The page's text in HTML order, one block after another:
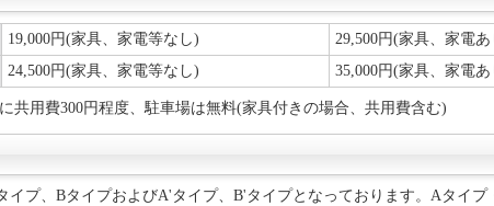
19,000円(家具、家電等なし)
29,500円(家具、家電あ
24,500円(家具、家電等なし) 35,000円(家具、家電あ
共用費300円程度、駐車場は無料(家具付きの場合、共用費含む)
イプ、BタイプおよびA'タイプ、B'タイプとなっております。Aタイプ